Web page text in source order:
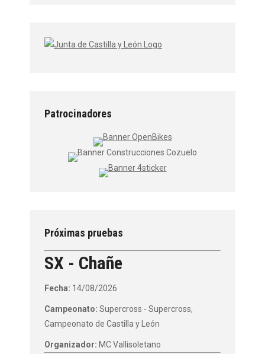
Patrocinadores
Próximas pruebas
SX - Chañe
Fecha: 14/08/2026
Campeonato: Supercross - Supercross,
Campeonato de Castilla y León
Organizador: MC Vallisoletano